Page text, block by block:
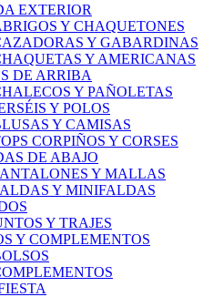
EXTERIOR
Y CHAQUETONES
Y GABARDINAS
Y AMERICANAS
DE ARRIBA
Y PAÑOLETAS
Y POLOS
Y CAMISAS
CORPIÑOS Y CORSES
DE ABAJO
Y MALLAS
Y MINIFALDAS
Y TRAJES
Y COMPLEMENTOS